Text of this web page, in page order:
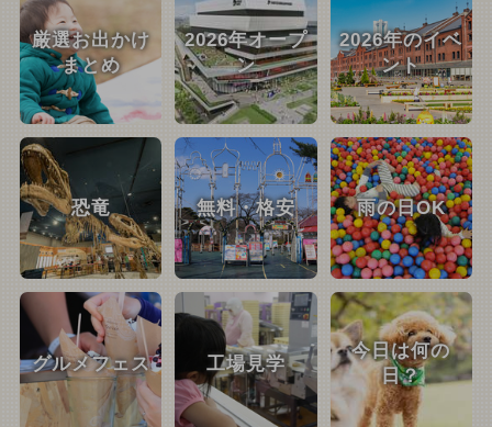
厳選お出かけ
まとめ
2026年オープ
ン
2026年のイベ
ント
恐竜 無料・格安 雨の日OK
グルメフェス 工場見学
今日は何の
日？